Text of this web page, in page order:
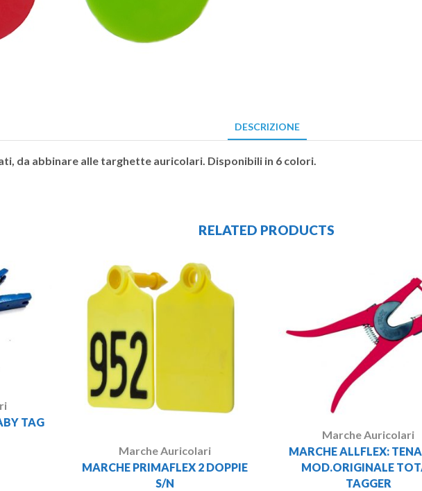
DESCRIZIONE
da abbinare alle targhette auricolari. Disponibili in 6 colori.
RELATED PRODUCTS
TAG
Marche Auricolari
MARCHE PRIMAFLEX 2 DOPPIE
S/N
Marche Auricolari
MARCHE ALLFLEX:
MOD.ORIGINALE
TAGGER